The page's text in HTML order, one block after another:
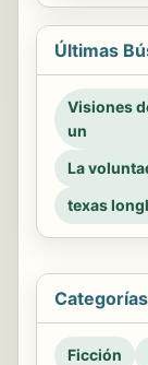
Últimas
Visiones
un
La
texas
Ficción